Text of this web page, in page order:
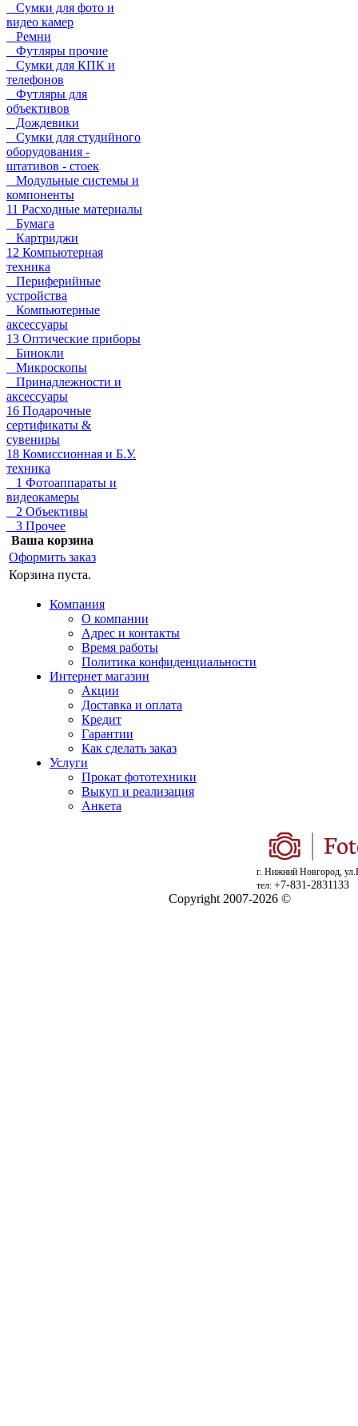
Сумки для фото и
видео камер
Ремни
Футляры прочие
Сумки для КПК и
телефонов
Футляры для
объективов
Дождевики
Сумки для студийного
оборудования -
штативов - стоек
Модульные системы и
компоненты
11 Расходные материалы
Бумага
Картриджи
12 Компьютерная
техника
Периферийные
устройства
Компьютерные
аксессуары
13 Оптические приборы
Бинокли
Микроскопы
Принадлежности и
аксессуары
16 Подарочные
сертификаты &
сувениры
18 Комиссионная и Б.У.
техника
1 Фотоаппараты и
видеокамеры
2 Объективы
3 Прочее
Ваша корзина
Оформить заказ
Корзина пуста.
Компания
О компании
Адрес и контакты
Время работы
Политика конфиденциальности
Интернет магазин
Акции
Доставка и оплата
Кредит
Гарантии
Как сделать заказ
Услуги
Прокат фототехники
Выкуп и реализация
Анкета
г. Нижний Новгород,
тел: +7-831-2831133
Copyright 2007-2026 ©